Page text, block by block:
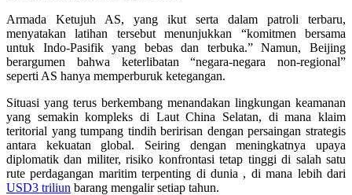
Armada Ketujuh AS, yang ikut serta dalam patroli terbaru,
menyatakan latihan tersebut menunjukkan “komitmen bersama
untuk Indo-Pasifik yang bebas dan terbuka.” Namun, Beijing
berargumen bahwa keterlibatan “negara-negara non-regional”
seperti AS hanya memperburuk ketegangan.
Situasi yang terus berkembang menandakan lingkungan keamanan
yang semakin kompleks di Laut China Selatan, di mana klaim
teritorial yang tumpang tindih beririsan dengan persaingan strategis
antara kekuatan global. Seiring dengan meningkatnya upaya
diplomatik dan militer, risiko konfrontasi tetap tinggi di salah satu
rute perdagangan maritim terpenting di dunia , di mana lebih dari
USD3 triliun barang mengalir setiap tahun.